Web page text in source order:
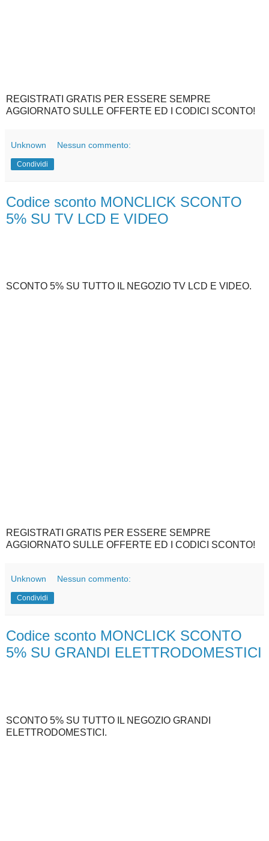
REGISTRATI GRATIS PER ESSERE SEMPRE
AGGIORNATO SULLE OFFERTE ED I CODICI SCONTO!
Unknown Nessun commento:
Condividi
Codice sconto MONCLICK SCONTO
5% SU TV LCD E VIDEO
SCONTO 5% SU TUTTO IL NEGOZIO TV LCD E VIDEO.
REGISTRATI GRATIS PER ESSERE SEMPRE
AGGIORNATO SULLE OFFERTE ED I CODICI SCONTO!
Unknown Nessun commento:
Condividi
Codice sconto MONCLICK SCONTO
5% SU GRANDI ELETTRODOMESTICI
SCONTO 5% SU TUTTO IL NEGOZIO GRANDI
ELETTRODOMESTICI.